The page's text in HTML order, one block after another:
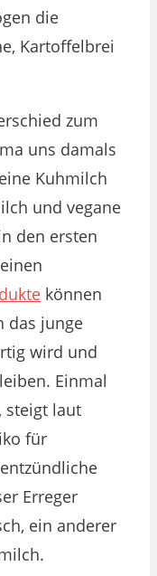
die
Kartoffelbrei
zum
uns damals
Kuhmilch
und vegane
den ersten
können
das junge
wird und
Einmal
steigt laut
für
Erreger
ein anderer